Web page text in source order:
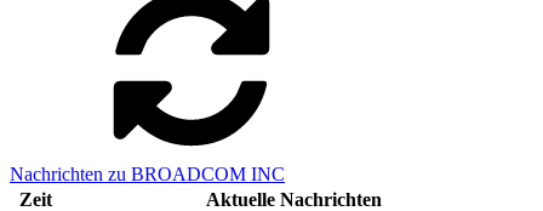
Nachrichten zu BROADCOM INC
Zeit
Aktuelle Nachrichten